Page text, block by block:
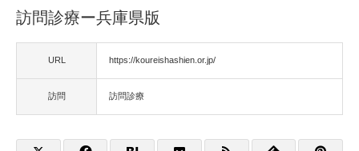
訪問診療ー兵庫県版
URL https://koureishashien.or.jp/
訪問 訪問診療
住宅改修